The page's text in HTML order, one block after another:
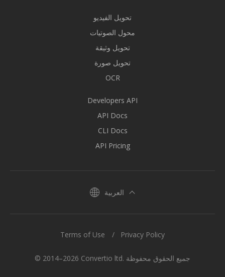
تحويل الفيديو
محول الصوتيات
تحويل وثيقة
تحويل صورة
OCR
Developers API
API Docs
CLI Docs
API Pricing
العربية
© 2014–2026 Convertio ltd. جميع الحقوق محفوظة
Terms of Use Privacy Policy